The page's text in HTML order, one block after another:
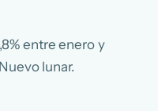
entre enero y
lunar.